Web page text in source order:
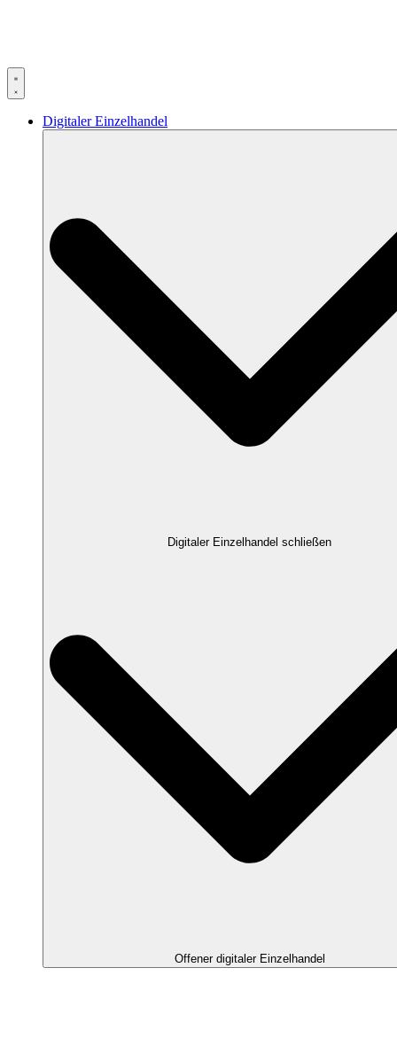
Digitaler Einzelhandel
Digitaler Einzelhandel schließen
Offener digitaler Einzelhandel